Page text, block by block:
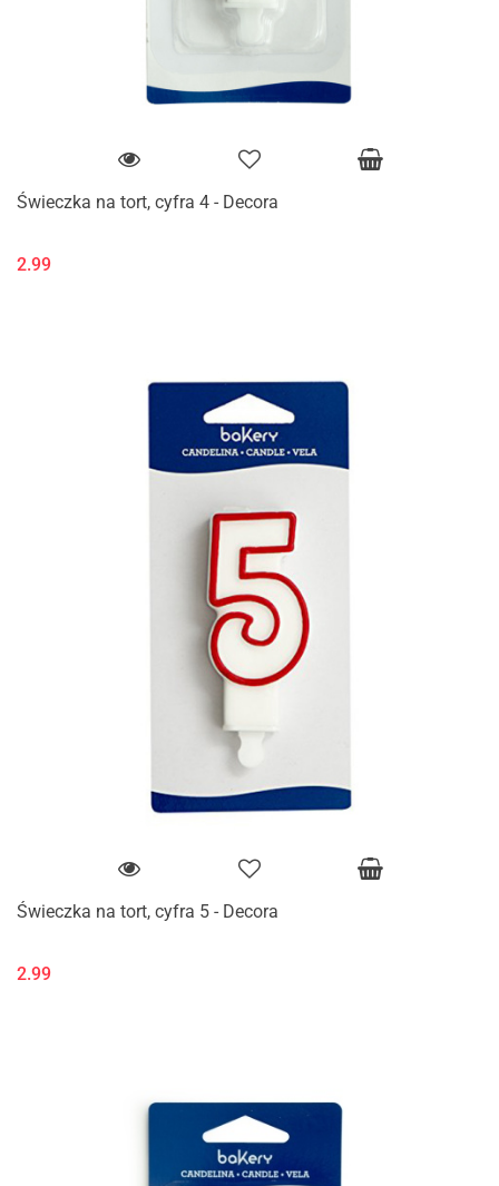
Świeczka na tort, cyfra 4 - Decora
2.99
Świeczka na tort, cyfra 5 - Decora
2.99